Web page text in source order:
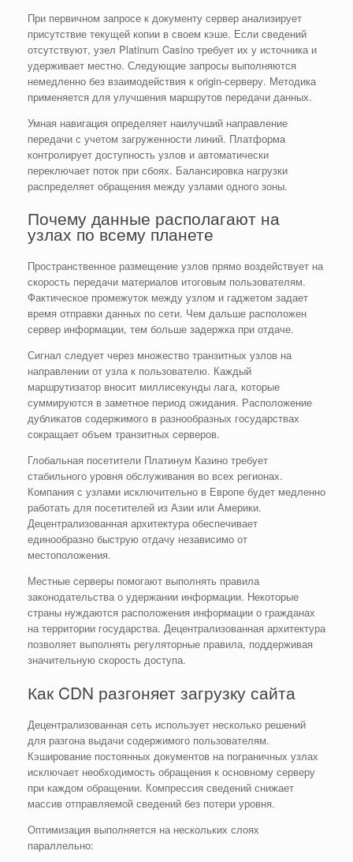
При первичном запросе к документу сервер анализирует
присутствие текущей копии в своем кэше. Если сведений
отсутствуют, узел Platinum Casino требует их у источника и
удерживает местно. Следующие запросы выполняются
немедленно без взаимодействия к origin-серверу. Методика
применяется для улучшения маршрутов передачи данных.
Умная навигация определяет наилучший направление
передачи с учетом загруженности линий. Платформа
контролирует доступность узлов и автоматически
переключает поток при сбоях. Балансировка нагрузки
распределяет обращения между узлами одного зоны.
Почему данные располагают на
узлах по всему планете
Пространственное размещение узлов прямо воздействует на
скорость передачи материалов итоговым пользователям.
Фактическое промежуток между узлом и гаджетом задает
время отправки данных по сети. Чем дальше расположен
сервер информации, тем больше задержка при отдаче.
Сигнал следует через множество транзитных узлов на
направлении от узла к пользователю. Каждый
маршрутизатор вносит миллисекунды лага, которые
суммируются в заметное период ожидания. Расположение
дубликатов содержимого в разнообразных государствах
сокращает объем транзитных серверов.
Глобальная посетители Платинум Казино требует
стабильного уровня обслуживания во всех регионах.
Компания с узлами исключительно в Европе будет медленно
работать для посетителей из Азии или Америки.
Децентрализованная архитектура обеспечивает
единообразно быструю отдачу независимо от
местоположения.
Местные серверы помогают выполнять правила
законодательства о удержании информации. Некоторые
страны нуждаются расположения информации о гражданах
на территории государства. Децентрализованная архитектура
позволяет выполнять регуляторные правила, поддерживая
значительную скорость доступа.
Как CDN разгоняет загрузку сайта
Децентрализованная сеть использует несколько решений
для разгона выдачи содержимого пользователям.
Кэширование постоянных документов на пограничных узлах
исключает необходимость обращения к основному серверу
при каждом обращении. Компрессия сведений снижает
массив отправляемой сведений без потери уровня.
Оптимизация выполняется на нескольких слоях
параллельно: